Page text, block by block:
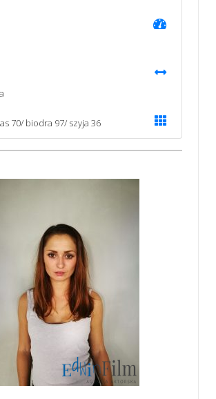
70/ biodra 97/ szyja 36